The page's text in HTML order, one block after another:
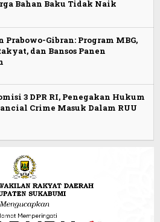
Bahan Baku Tidak Naik
Prabowo-Gibran: Program MBG,
dan Bansos Panen
3 DPR RI, Penegakan Hukum
Crime Masuk Dalam RUU